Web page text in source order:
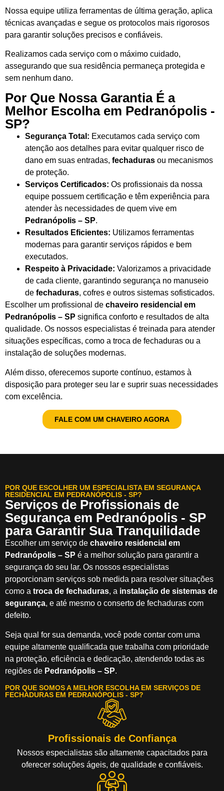
Nossa equipe utiliza ferramentas de última geração, aplica
técnicas avançadas e segue os protocolos mais rigorosos
para garantir soluções precisos e confiáveis.
Realizamos cada serviço com o máximo cuidado,
assegurando que sua residência permaneça protegida e
sem nenhum dano.
Por Que Nossa Garantia É a
Melhor Escolha em Pedranópolis -
SP?
Segurança Total: Executamos cada serviço com
atenção aos detalhes para evitar qualquer risco de
dano em suas entradas, fechaduras ou mecanismos
de proteção.
Serviços Certificados: Os profissionais da nossa
equipe possuem certificação e têm experiência para
atender às necessidades de quem vive em
Pedranópolis – SP.
Resultados Eficientes: Utilizamos ferramentas
modernas para garantir serviços rápidos e bem
executados.
Respeito à Privacidade: Valorizamos a privacidade
de cada cliente, garantindo segurança no manuseio
de fechaduras, cofres e outros sistemas sofisticados.
Escolher um profissional de chaveiro residencial em
Pedranópolis – SP significa conforto e resultados de alta
qualidade. Os nossos especialistas é treinada para atender
situações específicas, como a troca de fechaduras ou a
instalação de soluções modernas.
Além disso, oferecemos suporte contínuo, estamos à
disposição para proteger seu lar e suprir suas necessidades
com excelência.
FALE COM UM CHAVEIRO AGORA
POR QUE ESCOLHER UM ESPECIALISTA EM SEGURANÇA
RESIDENCIAL EM PEDRANÓPOLIS - SP?
Serviços de Profissionais de
Segurança em Pedranópolis - SP
para Garantir Sua Tranquilidade
Escolher um serviço de chaveiro residencial em
Pedranópolis – SP é a melhor solução para garantir a
segurança do seu lar. Os nossos especialistas
proporcionam serviços sob medida para resolver situações
como a troca de fechaduras, a instalação de sistemas de
segurança, e até mesmo o conserto de fechaduras com
defeito.
Seja qual for sua demanda, você pode contar com uma
equipe altamente qualificada que trabalha com prioridade
na proteção, eficiência e dedicação, atendendo todas as
regiões de Pedranópolis – SP.
POR QUE SOMOS A MELHOR ESCOLHA EM SERVIÇOS DE
FECHADURAS EM PEDRANÓPOLIS - SP?
Profissionais de Confiança
Nossos especialistas são altamente capacitados para
oferecer soluções ágeis, de qualidade e confiáveis.